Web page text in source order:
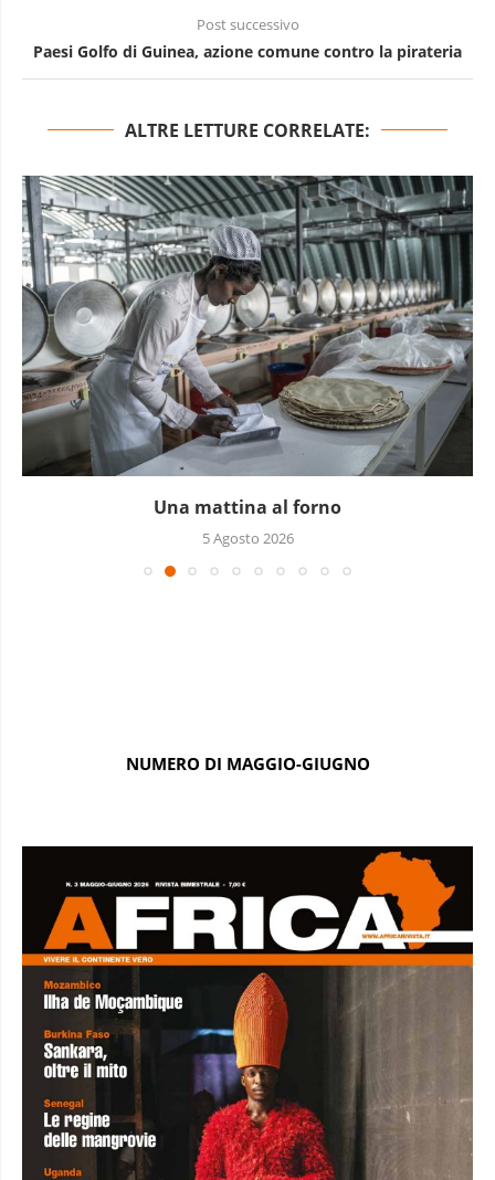
Post successivo
Paesi Golfo di Guinea, azione comune contro la pirateria
ALTRE LETTURE CORRELATE:
Una mattina al forno
5 Agosto 2026
NUMERO DI MAGGIO-GIUGNO